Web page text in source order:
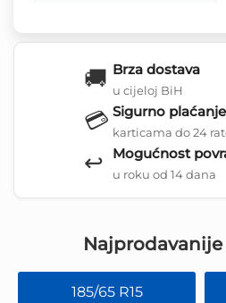
🚚 Brza dostava
u cijeloj BiH
💳 Sigurno plaćanje
karticama do 24
↩️ Mogućnost
u roku od 14 dana
185/65 R15